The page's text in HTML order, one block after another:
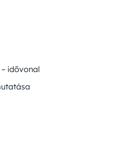
idővonal